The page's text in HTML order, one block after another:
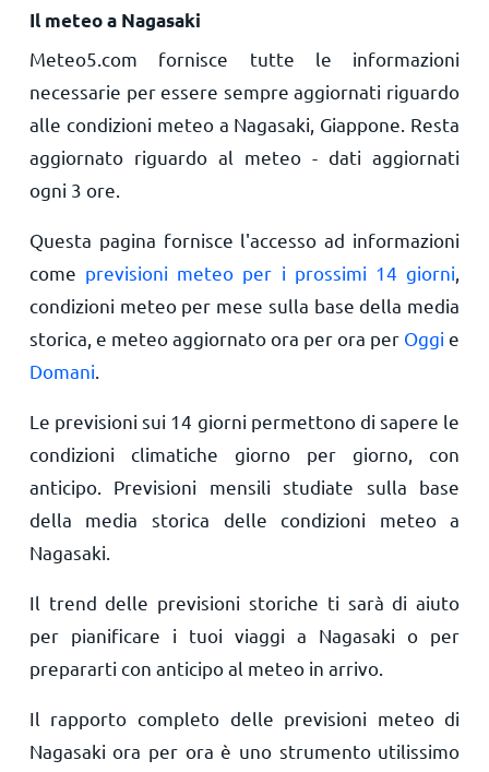
Il meteo a Nagasaki
Meteo5.com fornisce tutte le informazioni
necessarie per essere sempre aggiornati riguardo
alle condizioni meteo a Nagasaki, Giappone. Resta
aggiornato riguardo al meteo - dati aggiornati
ogni 3 ore.
Questa pagina fornisce l'accesso ad informazioni
come previsioni meteo per i prossimi 14 giorni
condizioni meteo per mese sulla base della media
storica, e meteo aggiornato ora per ora per Oggi e
Domani
Le previsioni sui 14 giorni permettono di sapere le
condizioni climatiche giorno per giorno, con
anticipo. Previsioni mensili studiate sulla base
della media storica delle condizioni meteo a
Nagasaki.
Il trend delle previsioni storiche ti sarà di aiuto
per pianificare i tuoi viaggi a Nagasaki o per
prepararti con anticipo al meteo in arrivo.
Il rapporto completo delle previsioni meteo di
Nagasaki ora per ora è uno strumento utilissimo